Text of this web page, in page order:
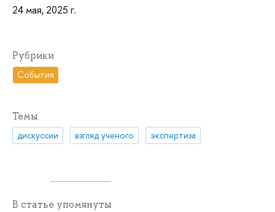
24 мая, 2025 г.
Рубрики
События
Темы
дискуссии взгляд ученого экспертиза
В статье упомянуты